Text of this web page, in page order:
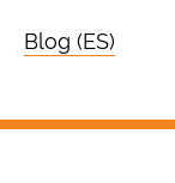
Blog (ES)